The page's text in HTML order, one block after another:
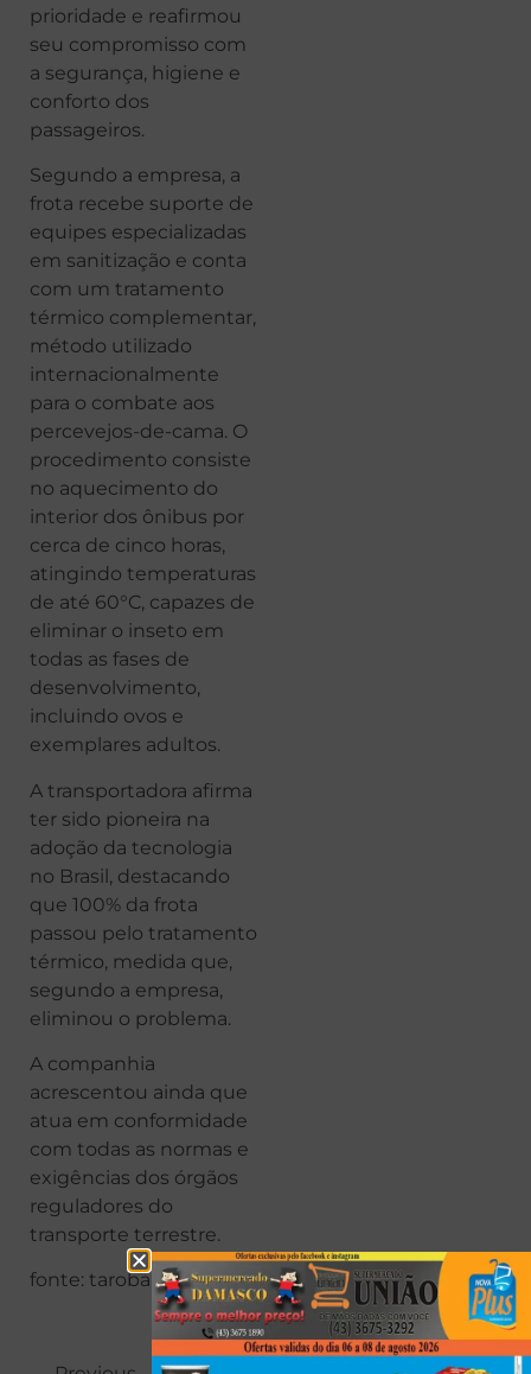
prioridade e reafirmou
seu compromisso com
a segurança, higiene e
conforto dos
passageiros.
Segundo a empresa, a
frota recebe suporte de
equipes especializadas
em sanitização e conta
com um tratamento
térmico complementar,
método utilizado
internacionalmente
para o combate aos
percevejos-de-cama. O
procedimento consiste
no aquecimento do
interior dos ônibus por
cerca de cinco horas,
atingindo temperaturas
de até 60°C, capazes de
eliminar o inseto em
todas as fases de
desenvolvimento,
incluindo ovos e
exemplares adultos.
A transportadora afirma
ter sido pioneira na
adoção da tecnologia
no Brasil, destacando
que 100% da frota
passou pelo tratamento
térmico, medida que,
segundo a empresa,
eliminou o problema.
A companhia
acrescentou ainda que
atua em conformidade
com todas as normas e
exigências dos órgãos
reguladores do
transporte terrestre.
fonte: taroba